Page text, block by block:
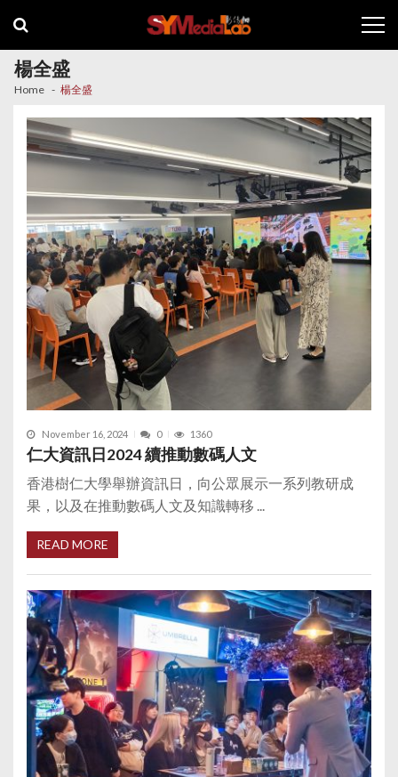
navigation
content
楊全盛
Home 楊全盛
November 16, 2024 0 1360
仁大資訊日2024 續推動數碼人文
香港樹仁大學舉辦資訊日，向公眾展示一系列教研成
果，以及在推動數碼人文及知識轉移 ...
READ MORE